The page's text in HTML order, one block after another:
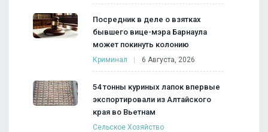
Посредник в деле о взятках
бывшего вице-мэра Барнаула
может покинуть колонию
Криминал 6 Августа, 2026
54 тонны куриных лапок впервые
экспортировали из Алтайского
края во Вьетнам
Сельское Хозяйство